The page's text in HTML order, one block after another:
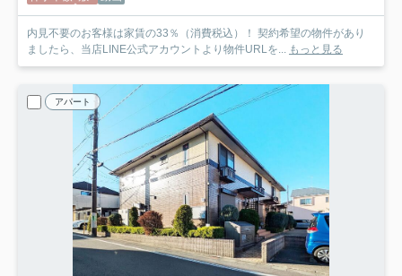
内見不要のお客様は家賃の33％（消費税込）！ 契約希望の物件があり
ましたら、当店LINE公式アカウントより物件URLを...
もっと見る
アパート